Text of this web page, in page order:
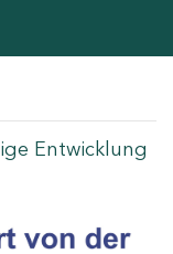
Entwicklung